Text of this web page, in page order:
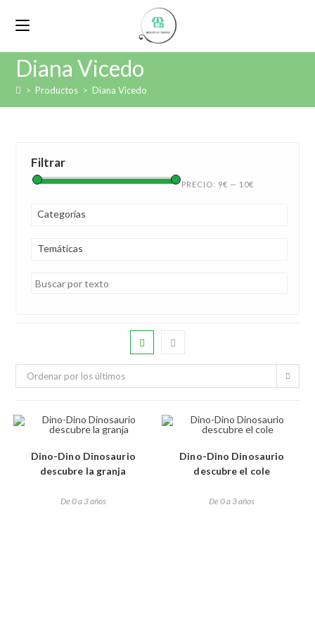
Diana Vicedo
> Productos > Diana Vicedo
Filtrar
PRECIO: 9€ — 10€
Categorías
Temáticas
Ordenar por los últimos
Dino-Dino Dinosaurio
descubre la granja
De 0 a 3 años
Dino-Dino Dinosaurio
descubre el cole
De 0 a 3 años